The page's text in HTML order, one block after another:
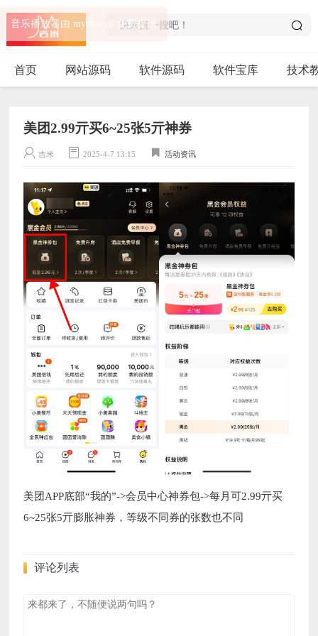
首页 网站源码 软件源码 软件宝库 技术
美团2.99亓买6~25张5亓神券
吉米 2025-4-7 13:15 活动资讯
美团APP底部“我的”->会员中心神券包->每月可2.99亓买
6~25张5亓膨胀神券，等级不同券的张数也不同
评论列表
音乐播放器由 myhkw.cn 免费提供